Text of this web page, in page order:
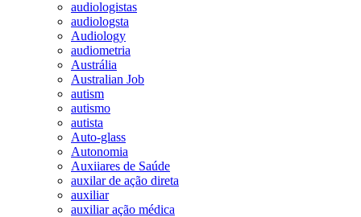
audiologistas
audiologsta
Audiology
audiometria
Austrália
Australian Job
autism
autismo
autista
Auto-glass
Autonomia
Auxiiares de Saúde
auxilar de ação direta
auxiliar
auxiliar ação médica